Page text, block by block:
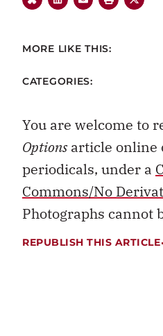
MORE LIKE THIS:
CATEGORIES:
You are welcome to
Optionsarticle online
periodicals, under a
Commons/No
Photographs cannot
REPUBLISH THIS ARTICLE